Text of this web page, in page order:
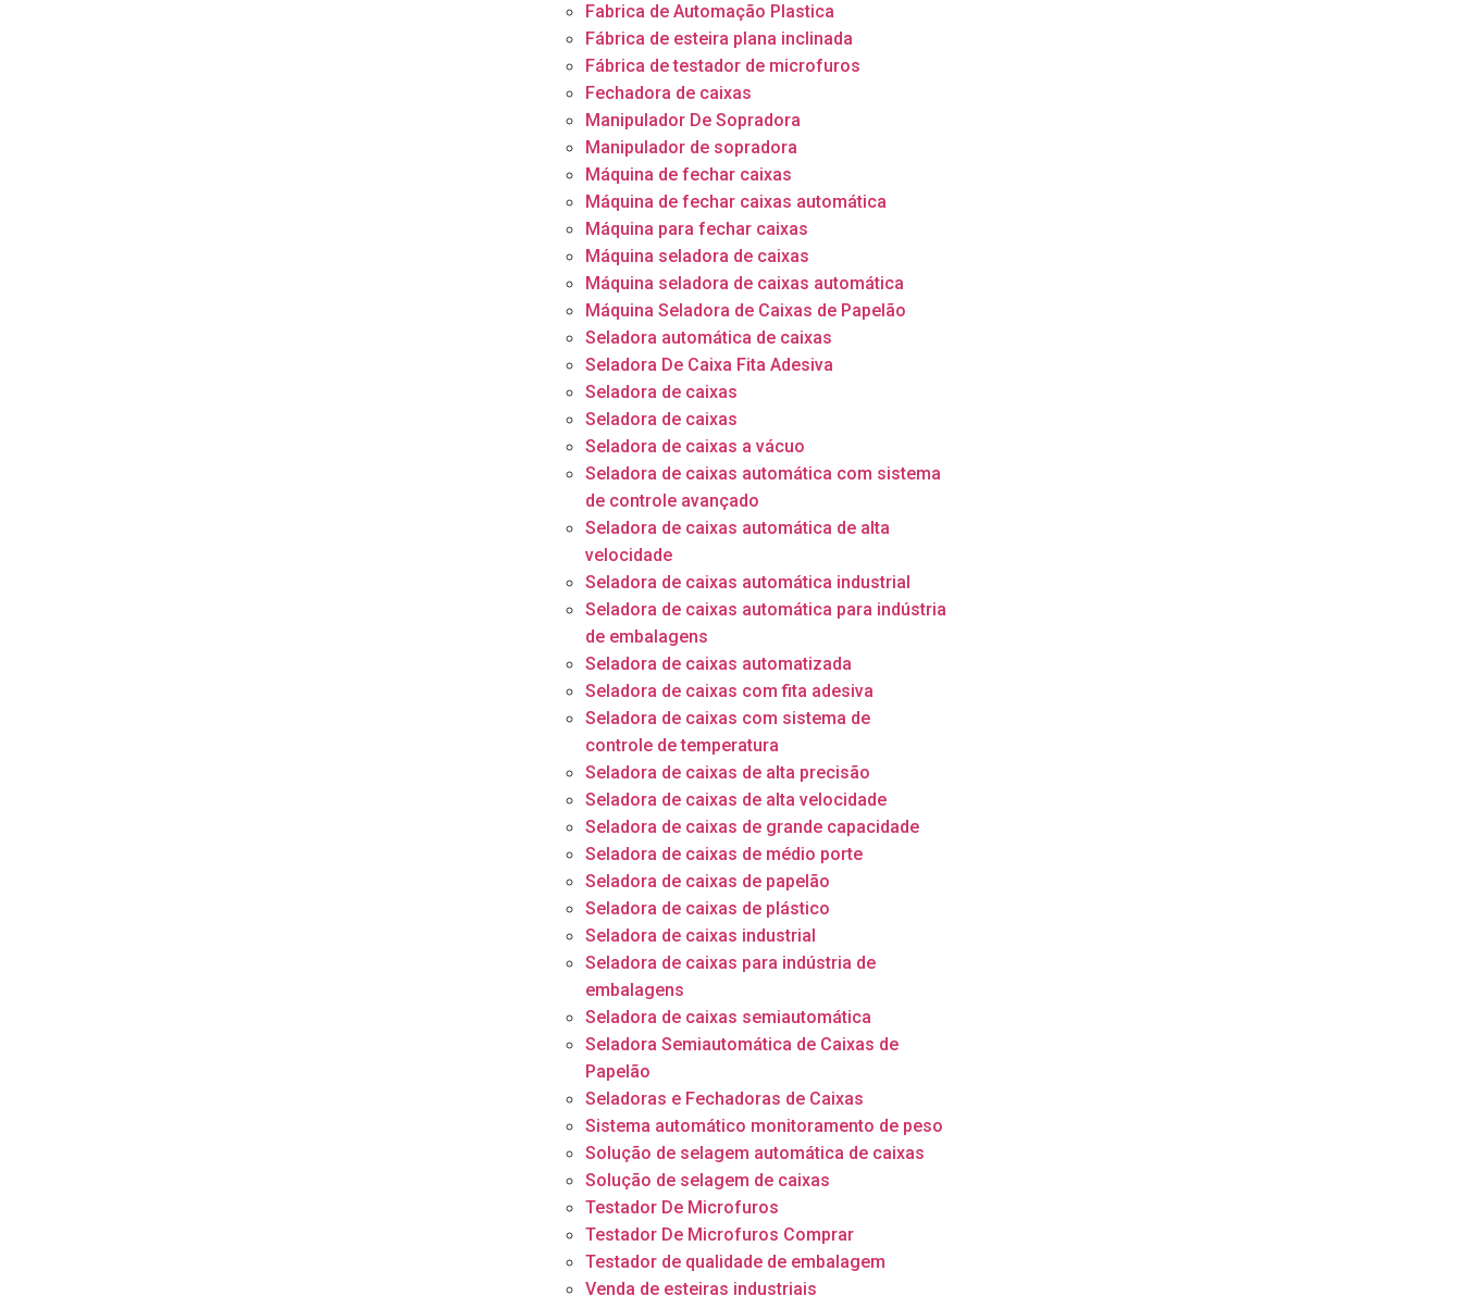
Fabrica de Automação Plastica
Fábrica de esteira plana inclinada
Fábrica de testador de microfuros
Fechadora de caixas
Manipulador De Sopradora
Manipulador de sopradora
Máquina de fechar caixas
Máquina de fechar caixas automática
Máquina para fechar caixas
Máquina seladora de caixas
Máquina seladora de caixas automática
Máquina Seladora de Caixas de Papelão
Seladora automática de caixas
Seladora De Caixa Fita Adesiva
Seladora de caixas
Seladora de caixas
Seladora de caixas a vácuo
Seladora de caixas automática com sistema
de controle avançado
Seladora de caixas automática de alta
velocidade
Seladora de caixas automática industrial
Seladora de caixas automática para indústria
de embalagens
Seladora de caixas automatizada
Seladora de caixas com fita adesiva
Seladora de caixas com sistema de
controle de temperatura
Seladora de caixas de alta precisão
Seladora de caixas de alta velocidade
Seladora de caixas de grande capacidade
Seladora de caixas de médio porte
Seladora de caixas de papelão
Seladora de caixas de plástico
Seladora de caixas industrial
Seladora de caixas para indústria de
embalagens
Seladora de caixas semiautomática
Seladora Semiautomática de Caixas de
Papelão
Seladoras e Fechadoras de Caixas
Sistema automático monitoramento de peso
Solução de selagem automática de caixas
Solução de selagem de caixas
Testador De Microfuros
Testador De Microfuros Comprar
Testador de qualidade de embalagem
Venda de esteiras industriais